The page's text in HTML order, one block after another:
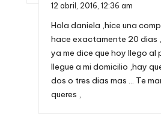
12 abril, 2016, 12:36 am
Hola daniela ,hice una
hace exactamente 20 dias
ya me dice que hoy llego al
llegue a mi domicilio ,hay
dos o tres dias mas … Te
queres ,